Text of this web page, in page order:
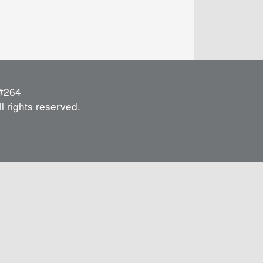
rights reserved.